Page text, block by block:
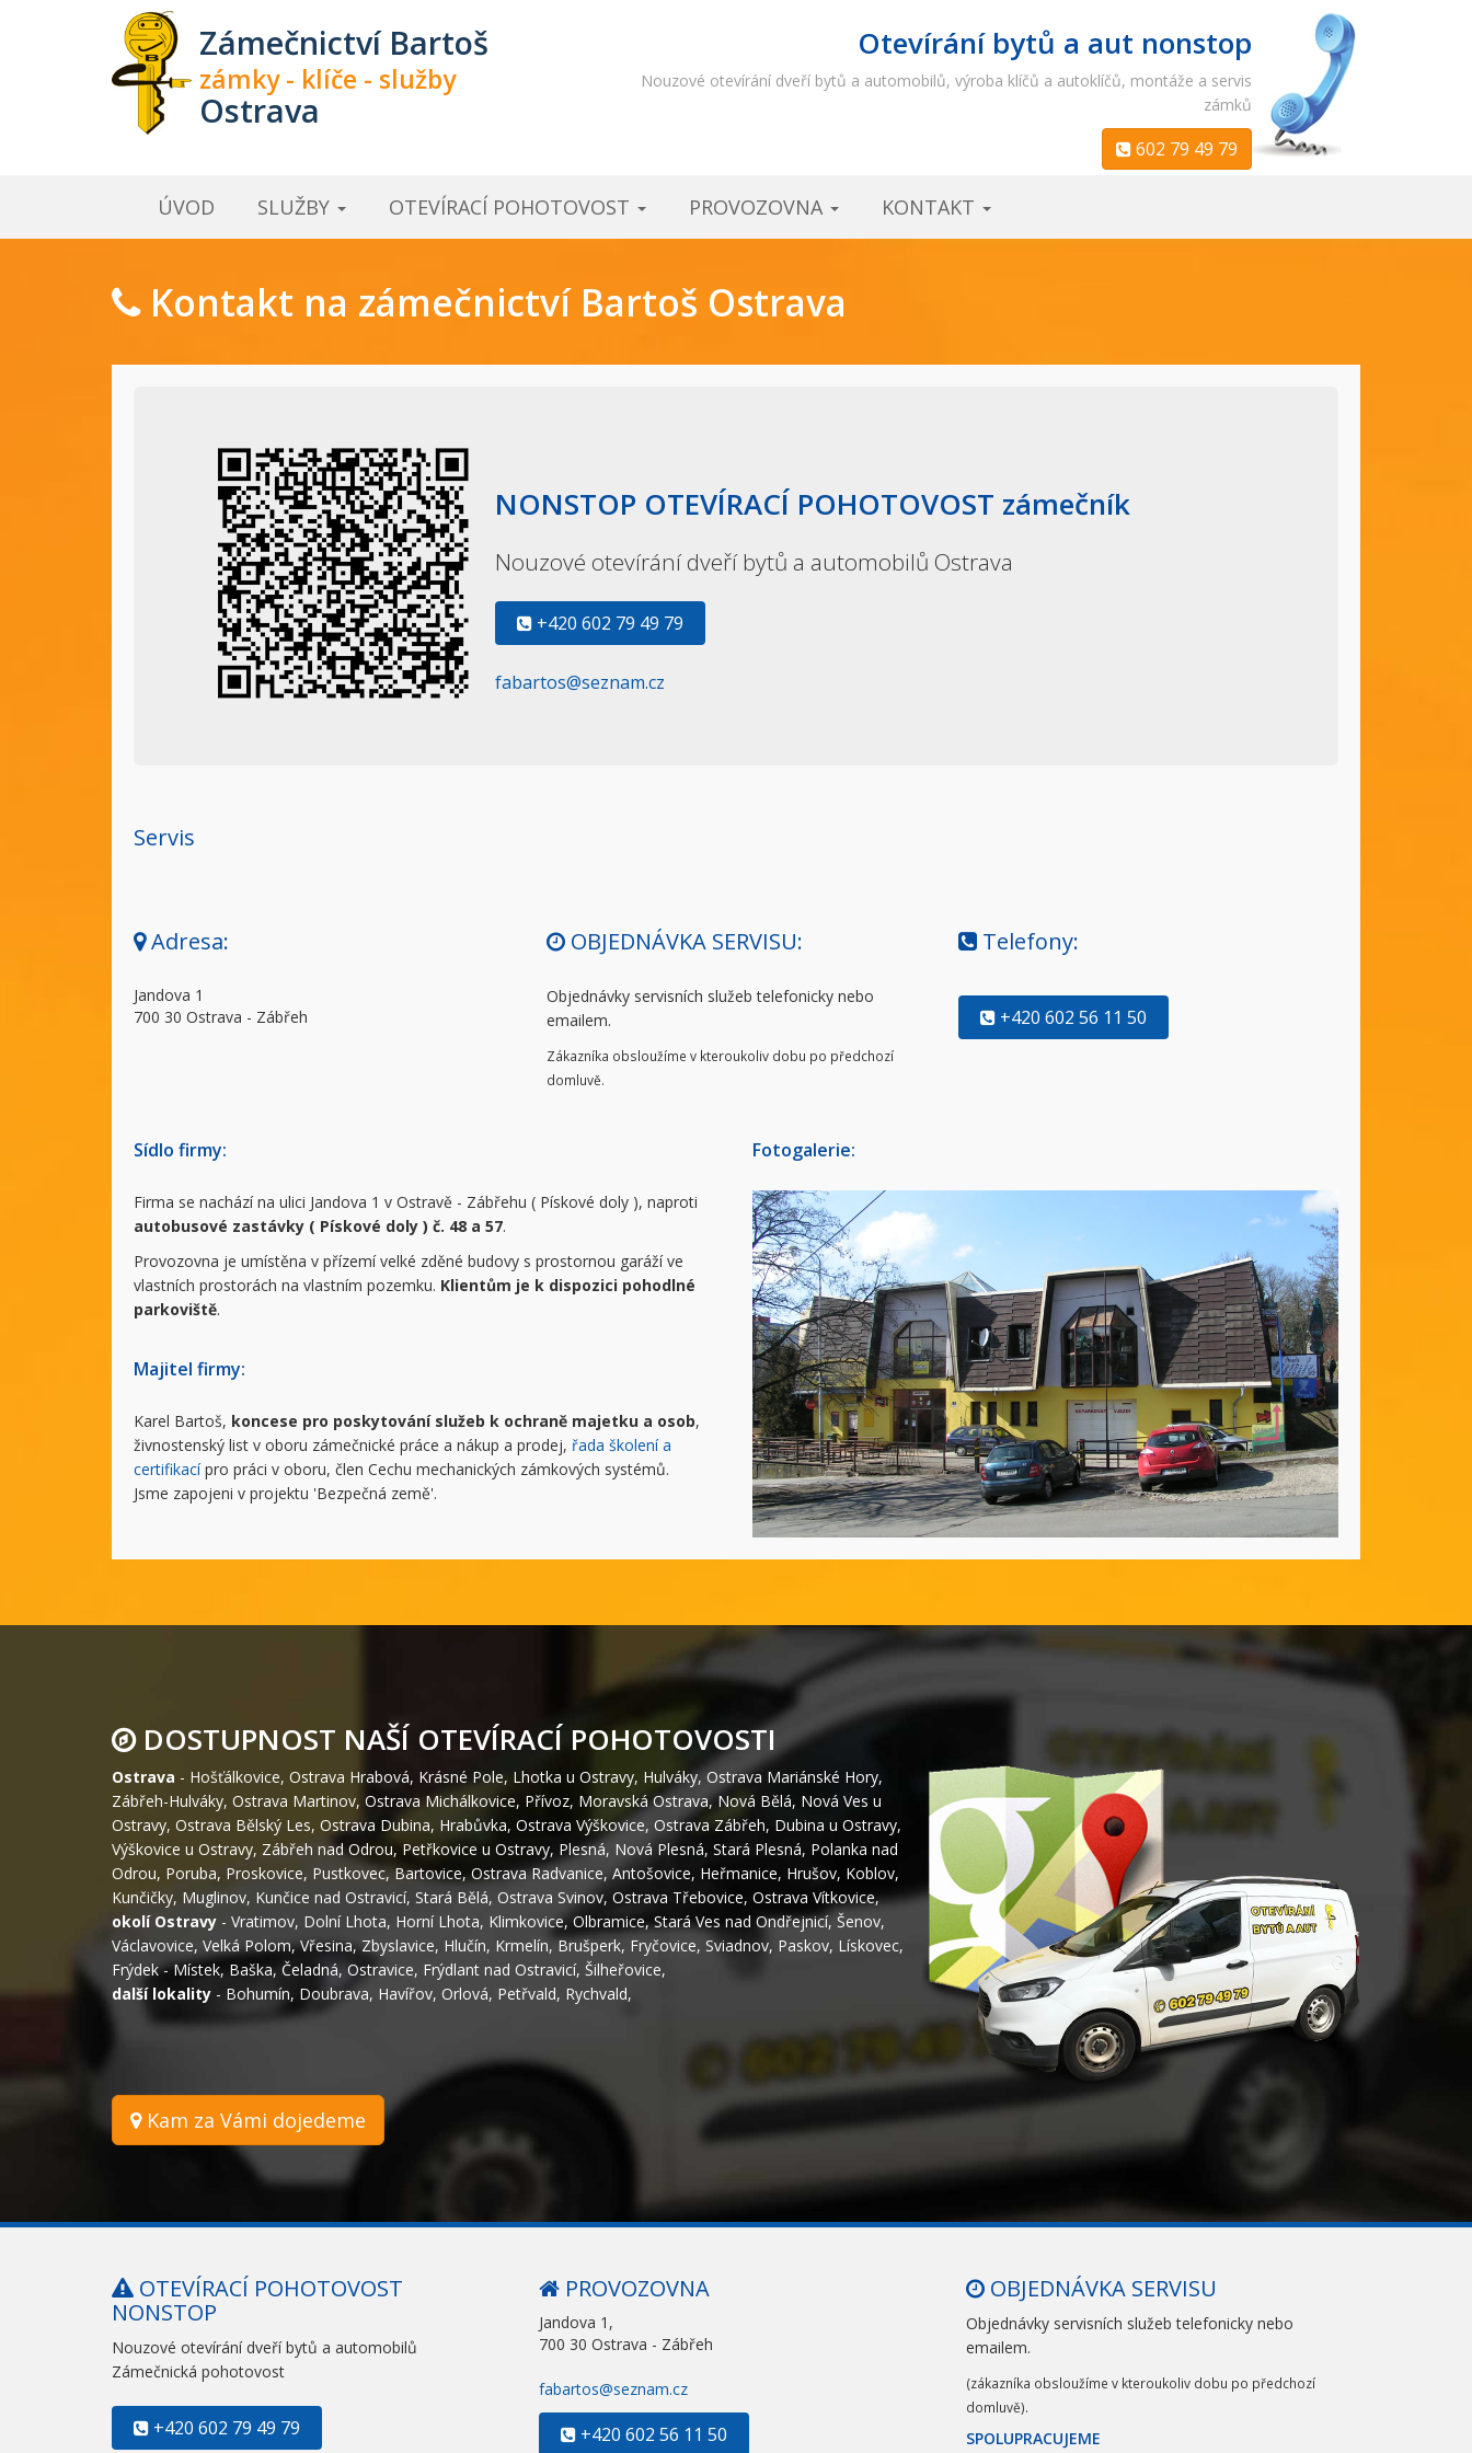
Zámečnictví Bartoš
zámky - klíče - služby
Ostrava
Otevírání bytů a aut nonstop
Nouzové otevírání dveří bytů a automobilů, výroba klíčů a autoklíčů, montáže a servis
zámků
602 79 49 79
ÚVOD SLUŽBY OTEVÍRACÍ POHOTOVOST PROVOZOVNA KONTAKT
Kontakt na zámečnictví Bartoš Ostrava
NONSTOP OTEVÍRACÍ POHOTOVOST zámečník
Nouzové otevírání dveří bytů a automobilů Ostrava
+420 602 79 49 79
fabartos@seznam.cz
Servis
Adresa:
Jandova 1
700 30 Ostrava - Zábřeh
OBJEDNÁVKA SERVISU:
Objednávky servisních služeb telefonicky nebo
emailem.
Zákazníka obsloužíme v kteroukoliv dobu po předchozí
domluvě.
Telefony:
+420 602 56 11 50
Sídlo firmy:
Firma se nachází na ulici Jandova 1 v Ostravě - Zábřehu ( Pískové doly ), naproti
autobusové zastávky ( Pískové doly ) č. 48 a 57.
Provozovna je umístěna v přízemí velké zděné budovy s prostornou garáží ve
vlastních prostorách na vlastním pozemku. Klientům je k dispozici pohodlné
parkoviště.
Majitel firmy:
Karel Bartoš, koncese pro poskytování služeb k ochraně majetku a osob,
živnostenský list v oboru zámečnické práce a nákup a prodej, řada školení a
certifikacípro práci v oboru, člen Cechu mechanických zámkových systémů.
Jsme zapojeni v projektu 'Bezpečná země'.
Fotogalerie:
DOSTUPNOST NAŠÍ OTEVÍRACÍ POHOTOVOSTI
Ostrava - Hošťálkovice, Ostrava Hrabová, Krásné Pole, Lhotka u Ostravy, Hulváky, Ostrava Mariánské Hory,
Zábřeh-Hulváky, Ostrava Martinov, Ostrava Michálkovice, Přívoz, Moravská Ostrava,Nová Bělá, Nová Ves u
Ostravy, Ostrava Bělský Les, Ostrava Dubina, Hrabůvka, Ostrava Výškovice, Ostrava Zábřeh, Dubina u Ostravy,
Výškovice u Ostravy, Zábřeh nad Odrou, Petřkovice u Ostravy, Plesná, Nová Plesná, Stará Plesná, Polanka nad
Odrou, Poruba, Proskovice, Pustkovec,Bartovice, Ostrava Radvanice, Antošovice, Heřmanice, Hrušov, Koblov,
Kunčičky, Muglinov, Kunčice nad Ostravicí, Stará Bělá, Ostrava Svinov, Ostrava Třebovice, Ostrava Vítkovice,
okolí Ostravy - Vratimov, Dolní Lhota, Horní Lhota, Klimkovice,Olbramice,Stará Ves nad Ondřejnicí, Šenov,
Václavovice, Velká Polom,Vřesina,Zbyslavice, Hlučín, Krmelín,Brušperk, Fryčovice, Sviadnov, Paskov, Lískovec,
Frýdek - Místek, Baška, Čeladná, Ostravice, Frýdlant nad Ostravicí, Šilheřovice,
další lokality - Bohumín, Doubrava, Havířov, Orlová, Petřvald, Rychvald,
Kam za Vámi dojedeme
OTEVÍRACÍ POHOTOVOST
NONSTOP
Nouzové otevírání dveří bytů a automobilů
Zámečnická pohotovost
+420 602 79 49 79
PROVOZOVNA
Jandova 1,
700 30 Ostrava - Zábřeh
fabartos@seznam.cz
+420 602 56 11 50
OBJEDNÁVKA SERVISU
Objednávky servisních služeb telefonicky nebo
emailem.
(zákazníka obsloužíme v kteroukoliv dobu po předchozí
domluvě).
SPOLUPRACUJEME